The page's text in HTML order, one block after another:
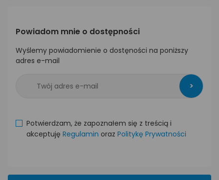
Powiadom mnie o dostępności
Wyślemy powiadomienie o dostęności na poniższy
adres e-mail
>
Potwierdzam, że zapoznałem się z treścią i
akceptuję Regulamin oraz Politykę Prywatności